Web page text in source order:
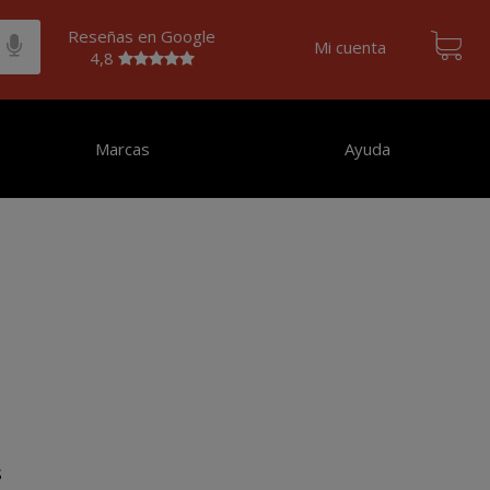
Reseñas en Google
4,8
Mi cuenta
Marcas Ayuda